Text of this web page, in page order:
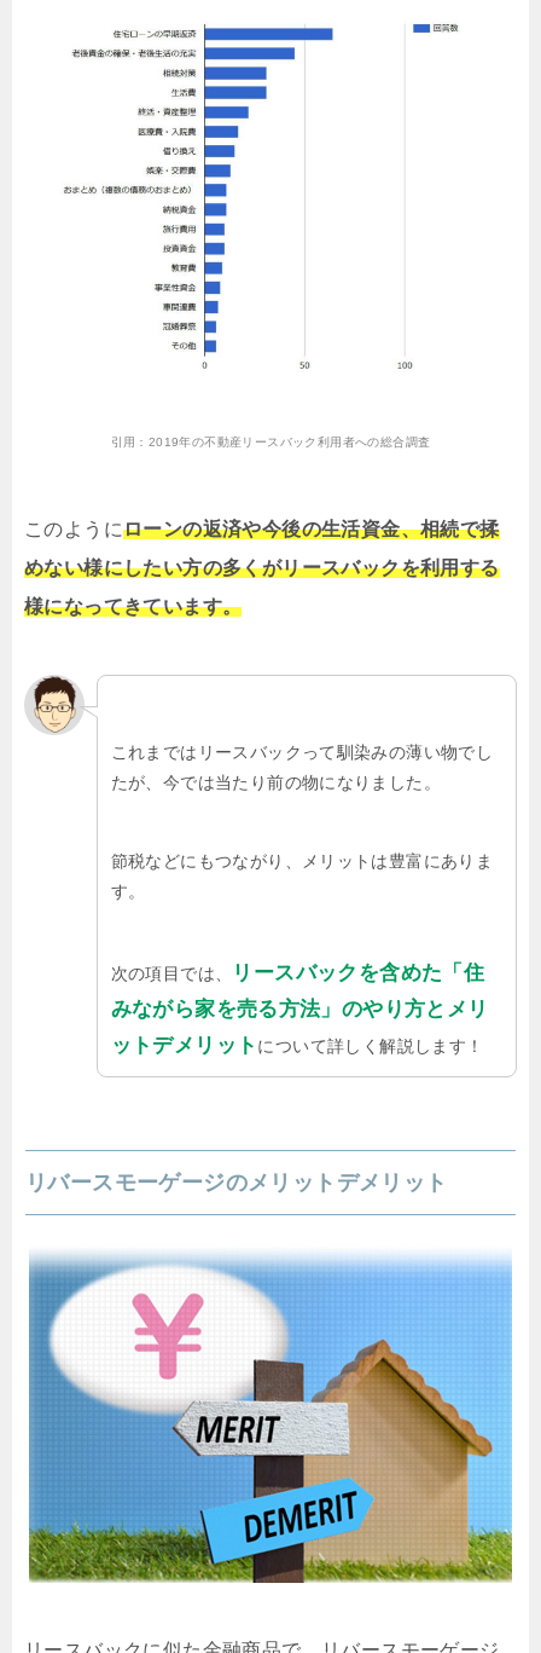
引用： 2019年の不動産リースバック利用者への総合調査
このようにローンの返済や今後の生活資金、相続で揉
めない様にしたい方の多くがリースバックを利用する
様になってきています。
これまではリースバックって馴染みの薄い物でし
たが、今では当たり前の物になりました。
節税などにもつながり、メリットは豊富にありま
す。
次の項目では、
リースバックを含めた「住
みながら家を売る方法」のやり方とメリ
ットデメリット について詳しく解説します！
リバースモーゲージのメリットデメリット